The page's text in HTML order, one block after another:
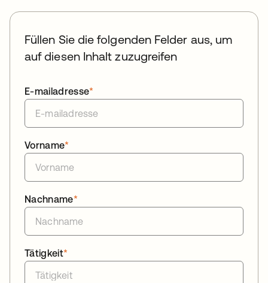
Füllen Sie die folgenden Felder aus, um
auf diesen Inhalt zuzugreifen
*
E-mailadresse
*
Vorname
*
Nachname
*
Tätigkeit